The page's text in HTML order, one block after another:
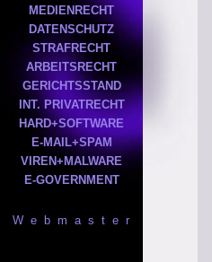
MEDIENRECHT
DATENSCHUTZ
STRAFRECHT
ARBEITSRECHT
GERICHTSSTAND
INT. PRIVATRECHT
HARD+SOFTWARE
E-MAIL+SPAM
VIREN+MALWARE
E-GOVERNMENT
W e b m a s t e r